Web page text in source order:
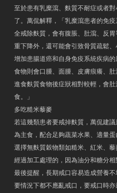
至於患有乳糜瀉、麩質不耐症或者
了。萬侃解釋，「乳糜瀉患者的免
全戒除麩質，會有腹脹、肚瀉、反
重下降外，還可能會引致骨質疏鬆
增加患腸道癌和自身免疫系統疾病
食物則會口腫、面腫、皮膚痕癢、
進食麩質食物後症狀相對較輕，會
食。」
多吃糙米藜麥
若這幾類患者要戒掉麩質，萬侃建
為主食，配合足夠蔬菜水果、適量
選擇無麩質穀物類如糙米、紅米、
經過加工處理的，因為油分和糖分
最後提醒，長期戒口容易造成營養
要情況下都不應亂戒口，要戒口時